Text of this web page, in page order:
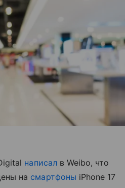
написалв Weibo, что
на смартфоны iPhone 17